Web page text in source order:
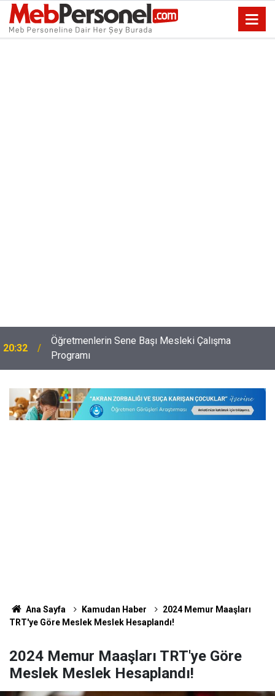
20:32
Öğretmenlerin Sene Başı Mesleki Çalışma
Programı
Ana Sayfa Kamudan Haber
2024 Memur Maaşları
TRT'ye Göre Meslek Meslek Hesaplandı!
2024 Memur Maaşları TRT'ye Göre
Meslek Meslek Hesaplandı!